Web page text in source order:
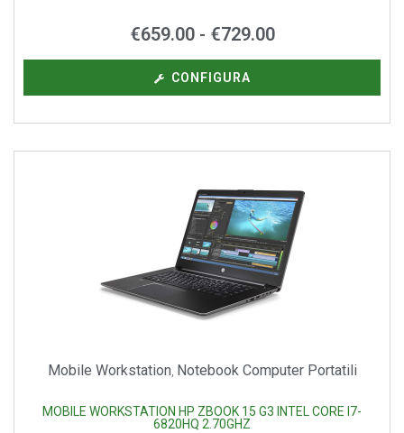
€659.00 - €729.00
CONFIGURA
Mobile Workstation Notebook Computer Portatili
MOBILE WORKSTATION HP ZBOOK 15 G3 INTEL CORE I7-
6820HQ 2.70GHZ